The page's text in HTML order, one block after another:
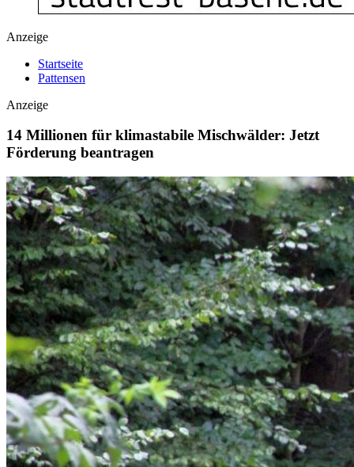
Anzeige
Startseite
Pattensen
Anzeige
14 Millionen für klimastabile Mischwälder: Jetzt
Förderung beantragen